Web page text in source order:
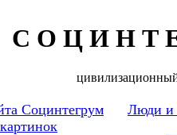
С О Ц И Н Т
Социнтегрум
Люди и